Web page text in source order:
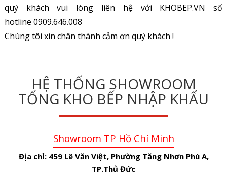
quý khách vui lòng liên hệ với KHOBEP.VN số
hotline 0909.646.008
Chúng tôi xin chân thành cảm ơn quý khách !
HỆ THỐNG SHOWROOM
TỔNG KHO BẾP NHẬP KHẨU
Showroom TP Hồ Chí Minh
Địa chỉ: 459 Lê Văn Việt, Phường Tăng Nhơn Phú A,
TP.Thủ Đức